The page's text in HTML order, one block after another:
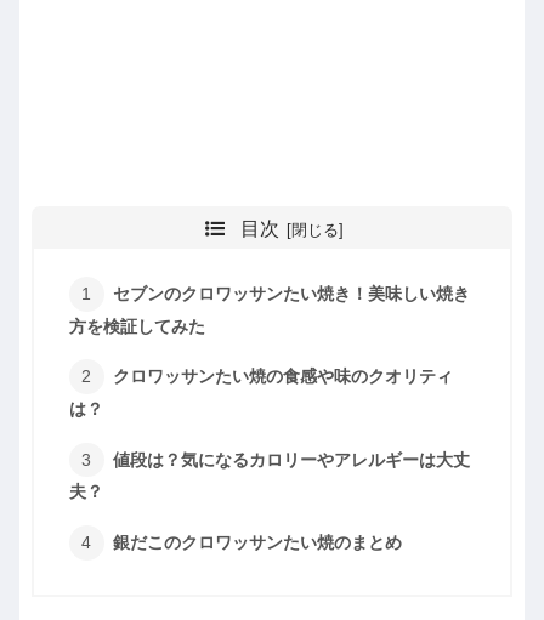
目次
セブンのクロワッサンたい焼き！美味しい焼き
方を検証してみた
クロワッサンたい焼の食感や味のクオリティ
は？
値段は？気になるカロリーやアレルギーは大丈
夫？
銀だこのクロワッサンたい焼のまとめ